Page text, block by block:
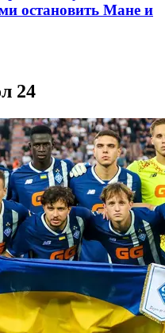
остановить Мане и
24